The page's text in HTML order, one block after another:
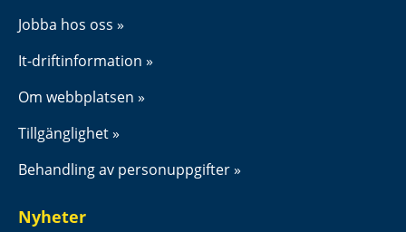
Jobba hos oss
It-driftinformation
Om webbplatsen
Tillgänglighet
Behandling av personuppgifter
Nyheter